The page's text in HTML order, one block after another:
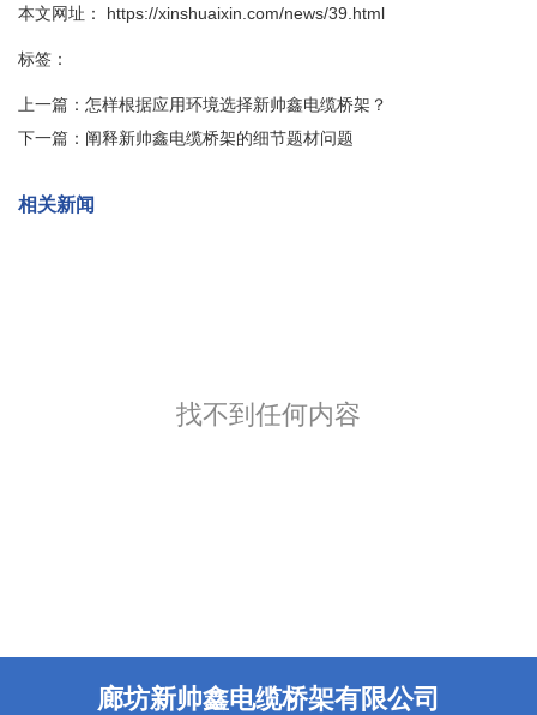
本文网址： https://xinshuaixin.com/news/39.html
标签：
上一篇： 怎样根据应用环境选择新帅鑫电缆桥架？
下一篇： 阐释新帅鑫电缆桥架的细节题材问题
相关新闻
找不到任何内容
廊坊新帅鑫电缆桥架有限公司